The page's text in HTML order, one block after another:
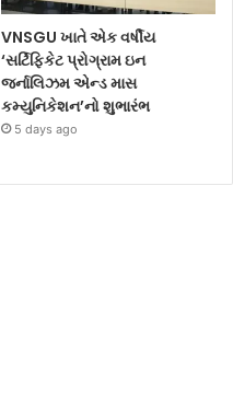
VNSGU ખાતે એક વર્ષીય
‘સર્ટિફિકેટ પ્રોગ્રામ ઇન
જર્નાલિઝમ એન્ડ માસ
કમ્યુનિકેશન’નો શુભારંભ
5 days ago